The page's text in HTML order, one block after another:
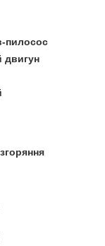
пилосос
двигун